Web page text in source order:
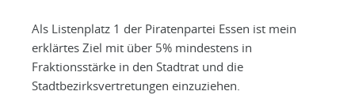
Als Listenplatz 1 der Piratenpartei Essen ist mein
erklärtes Ziel mit über 5% mindestens in
Fraktionsstärke in den Stadtrat und die
Stadtbezirksvertretungen einzuziehen.